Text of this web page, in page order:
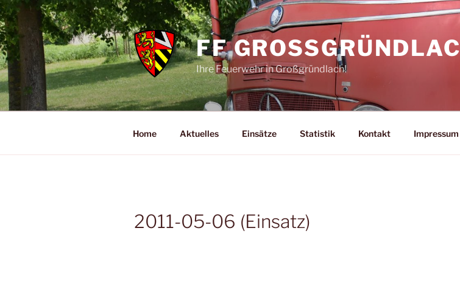
Zum
Inhalt
springen
FF GROSSGRÜNDLACH
Ihre Feuerwehr in Großgründlach!
Home Aktuelles Einsätze Statistik Kontakt Impressum
2011-05-06 (Einsatz)